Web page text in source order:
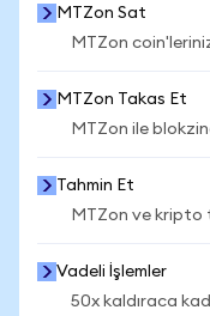
MTZon Sat
MTZon
MTZon Takas Et
MTZon ile
Tahmin Et
MTZon ve kripto
Vadeli İşlemler
50x kaldıraca